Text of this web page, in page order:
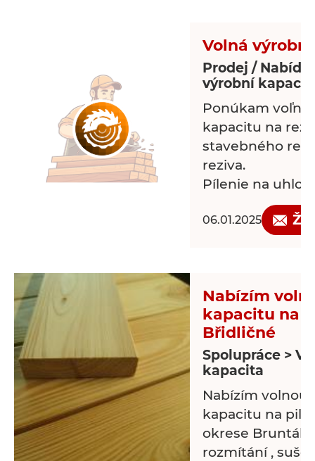
Volná
Prodej /
výrobní
Ponúkam
kapacitu na
stavebného
reziva.
Pílenie na
06.01.2025
Nabízím
kapacitu na
Břidličné
Spolupráce >
kapacita
Nabízím volnou
kapacitu na pile
okrese Bruntál -
rozmítání ,